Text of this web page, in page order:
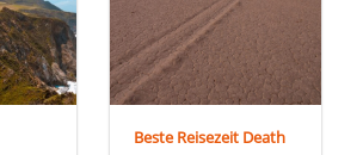
Beste Reisezeit Death